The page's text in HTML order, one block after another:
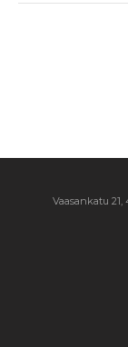
Vaasankatu 21,